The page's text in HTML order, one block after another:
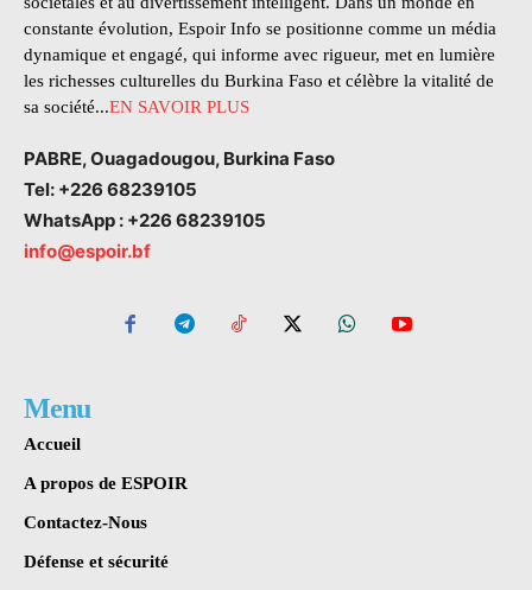
constante évolution, Espoir Info se positionne comme un média
dynamique et engagé, qui informe avec rigueur, met en lumière
les richesses culturelles du Burkina Faso et célèbre la vitalité de
sa société...EN SAVOIR PLUS
PABRE, Ouagadougou, Burkina Faso
Tel: +226 68239105
WhatsApp : +226 68239105
info@espoir.bf
Menu
Accueil
A propos de ESPOIR
Contactez-Nous
Défense et sécurité